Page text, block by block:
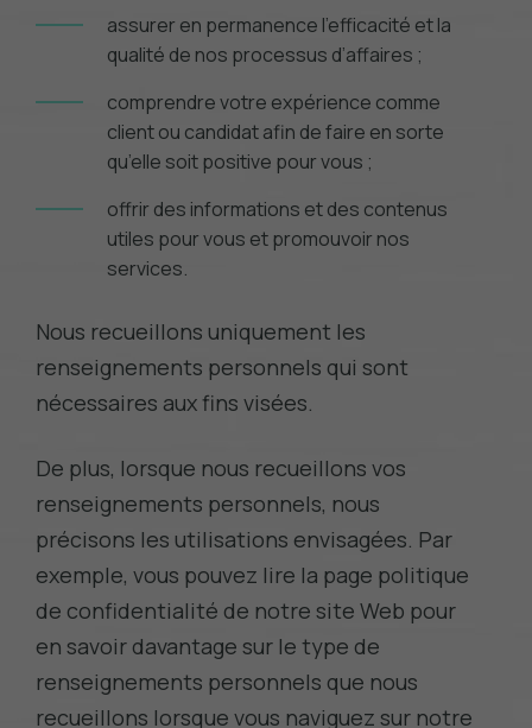
assurer en permanence l’efficacité et la
qualité de nos processus d’affaires ;
comprendre votre expérience comme
client ou candidat afin de faire en sorte
qu’elle soit positive pour vous ;
offrir des informations et des contenus
utiles pour vous et promouvoir nos
services.
Nous recueillons uniquement les
renseignements personnels qui sont
nécessaires aux fins visées.
De plus, lorsque nous recueillons vos
renseignements personnels, nous
précisons les utilisations envisagées. Par
exemple, vous pouvez lire la page politique
de confidentialité de notre site Web pour
en savoir davantage sur le type de
renseignements personnels que nous
recueillons lorsque vous naviguez sur notre